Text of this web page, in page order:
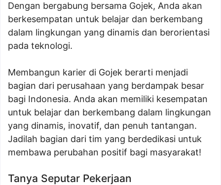
Dengan bergabung bersama Gojek, Anda akan
berkesempatan untuk belajar dan berkembang
dalam lingkungan yang dinamis dan berorientasi
pada teknologi.
Membangun karier di Gojek berarti menjadi
bagian dari perusahaan yang berdampak besar
bagi Indonesia. Anda akan memiliki kesempatan
untuk belajar dan berkembang dalam lingkungan
yang dinamis, inovatif, dan penuh tantangan.
Jadilah bagian dari tim yang berdedikasi untuk
membawa perubahan positif bagi masyarakat!
Tanya Seputar Pekerjaan